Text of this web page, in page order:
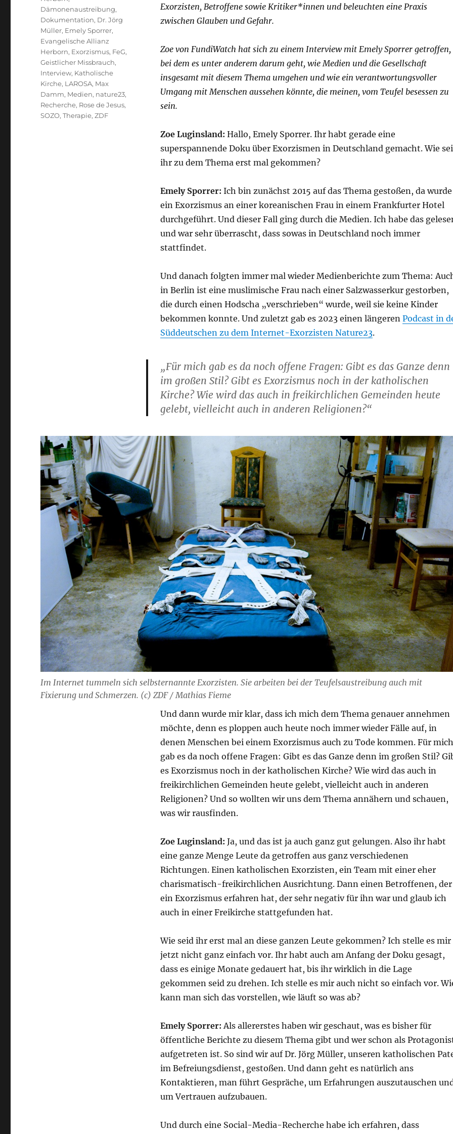
Exorzisten, Betroffene sowie Kritiker*innen und beleuchten eine Praxis
zwischen Glauben und Gefahr.
Zoe von FundiWatch hat sich zu einem Interview mit Emely Sporrer getroffen,
bei dem es unter anderem darum geht, wie Medien und die Gesellschaft
insgesamt mit diesem Thema umgehen und wie ein verantwortungsvoller
Umgang mit Menschen aussehen könnte, die meinen, vom Teufel besessen zu
sein.
Zoe Luginsland: Hallo, Emely Sporrer. Ihr habt gerade eine
superspannende Doku über Exorzismen in Deutschland gemacht. Wie
ihr zu dem Thema erst mal gekommen?
Emely Sporrer: Ich bin zunächst 2015 auf das Thema gestoßen, da wurde
ein Exorzismus an einer koreanischen Frau in einem Frankfurter Hotel
durchgeführt. Und dieser Fall ging durch die Medien. Ich habe das
und war sehr überrascht, dass sowas in Deutschland noch immer
stattfindet.
Und danach folgten immer mal wieder Medienberichte zum Thema:
in Berlin ist eine muslimische Frau nach einer Salzwasserkur gestorben,
die durch einen Hodscha „verschrieben“ wurde, weil sie keine Kinder
bekommen konnte. Und zuletzt gab es 2023 einen längeren Podcast in
Süddeutschen zu dem Internet-Exorzisten Nature23.
„Für mich gab es da noch offene Fragen: Gibt es das Ganze denn
im großen Stil? Gibt es Exorzismus noch in der katholischen
Kirche? Wie wird das auch in freikirchlichen Gemeinden heute
gelebt, vielleicht auch in anderen Religionen?“
Im Internet tummeln sich selbsternannte Exorzisten. Sie arbeiten bei der Teufelsaustreibung auch mit
Fixierung und Schmerzen. (c) ZDF / Mathias Fieme
Und dann wurde mir klar, dass ich mich dem Thema genauer annehmen
möchte, denn es ploppen auch heute noch immer wieder Fälle auf, in
denen Menschen bei einem Exorzismus auch zu Tode kommen. Für mich
gab es da noch offene Fragen: Gibt es das Ganze denn im großen Stil?
es Exorzismus noch in der katholischen Kirche? Wie wird das auch in
freikirchlichen Gemeinden heute gelebt, vielleicht auch in anderen
Religionen? Und so wollten wir uns dem Thema annähern und schauen,
was wir rausfinden.
Zoe Luginsland: Ja, und das ist ja auch ganz gut gelungen. Also ihr habt
eine ganze Menge Leute da getroffen aus ganz verschiedenen
Richtungen. Einen katholischen Exorzisten, ein Team mit einer eher
charismatisch-freikirchlichen Ausrichtung. Dann einen Betroffenen, der
ein Exorzismus erfahren hat, der sehr negativ für ihn war und glaub ich
auch in einer Freikirche stattgefunden hat.
Wie seid ihr erst mal an diese ganzen Leute gekommen? Ich stelle es mir
jetzt nicht ganz einfach vor. Ihr habt auch am Anfang der Doku gesagt,
dass es einige Monate gedauert hat, bis ihr wirklich in die Lage
gekommen seid zu drehen. Ich stelle es mir auch nicht so einfach vor.
kann man sich das vorstellen, wie läuft so was ab?
Emely Sporrer: Als allererstes haben wir geschaut, was es bisher für
öffentliche Berichte zu diesem Thema gibt und wer schon als
aufgetreten ist. So sind wir auf Dr. Jörg Müller, unseren katholischen
im Befreiungsdienst, gestoßen. Und dann geht es natürlich ans
Kontaktieren, man führt Gespräche, um Erfahrungen auszutauschen
um Vertrauen aufzubauen.
Und durch eine Social-Media-Recherche habe ich erfahren, dass
Dämonenaustreibung,
Dokumentation, Dr. Jörg
Müller, Emely Sporrer,
Evangelische Allianz
Herborn, Exorzismus, FeG,
Geistlicher Missbrauch,
Interview, Katholische
Kirche, LAROSA, Max
Damm, Medien, nature23,
Recherche, Rose de Jesus,
SOZO,Therapie,ZDF